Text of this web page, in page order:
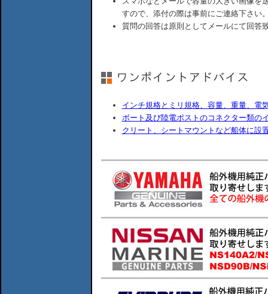
すので、添付の際は事前にご連絡下さい
質問の回答は原則としてメールにて回答
インチ規格とミリ規格、容量、重量、電
ボート及び陸電ポストのコネクター類の
クリート、シートマウントなど船体に設